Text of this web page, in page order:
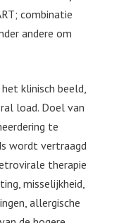
combinatie
andere om
klinisch beeld,
load. Doel van
te
wordt vertraagd
therapie
misselijkheid,
allergische